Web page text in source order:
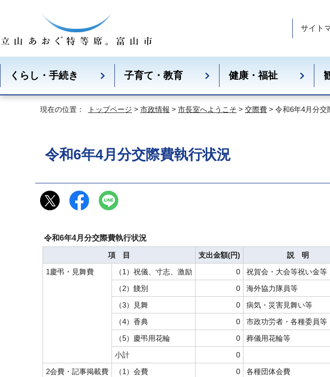
サイト
くらし・手続き 子育て・教育 健康・福祉
現在の位置： トップページ > 市政情報 > 市長室へようこそ > 交際費 > 令和6年4月分交
令和6年4月分交際費執行状況
令和6年4月分交際費執行状況
項 目 支出金額(円)
説 明
1慶弔・見舞費
（1）祝儀、寸志、激励 0
祝賀会・大会等祝い金等
（2）餞別
0
海外協力隊員等
（3）見舞
0
病気・災害見舞い等
（4）香典
0
市政功労者・各種委員等
（5）慶弔用花輪
0
葬儀用花輪等
小計
0
2会費・記事掲載費
（1）会費 0
各種団体会費